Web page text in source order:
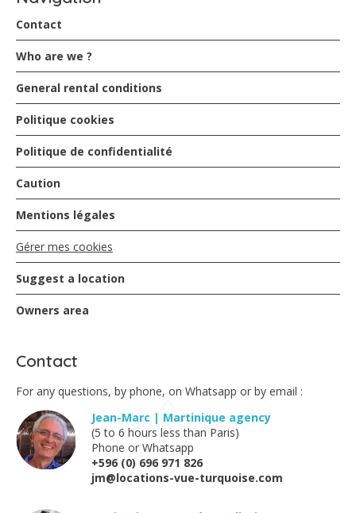
Contact
Who are we ?
General rental conditions
Politique cookies
Politique de confidentialité
Caution
Mentions légales
Gérer mes cookies
Suggest a location
Owners area
Contact
For any questions, by phone, on Whatsapp or by email :
Jean-Marc | Martinique agency
(5 to 6 hours less than Paris)
Phone or Whatsapp
+596 (0) 696 971 826
jm@locations-vue-turquoise.com